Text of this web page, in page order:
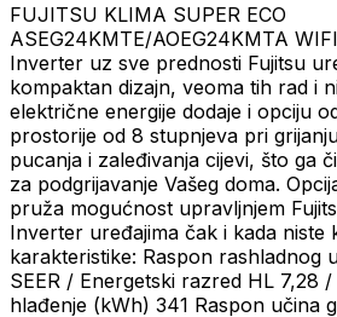
FUJITSU KLIMA SUPER ECO
ASEG24KMTE/AOEG24KMTA
Inverter uz sve prednosti Fujitsu
kompaktan dizajn, veoma tih rad i
električne energije dodaje i opciju
prostorije od 8 stupnjeva pri
pucanja i zaleđivanja cijevi, što ga
za podgrijavanje Vašeg doma.
pruža mogućnost upravljnjem
Inverter uređajima čak i kada niste
karakteristike: Raspon rashladnog
SEER / Energetski razred HL 7,28
hlađenje (kWh) 341 Raspon učina